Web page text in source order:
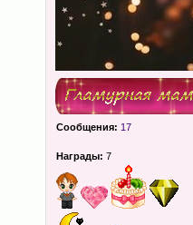
Сообщения: 17
Награды: 7